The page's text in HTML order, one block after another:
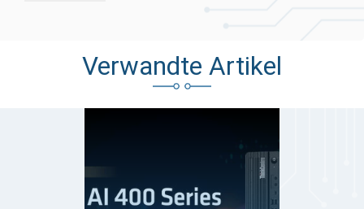
Verwandte Artikel